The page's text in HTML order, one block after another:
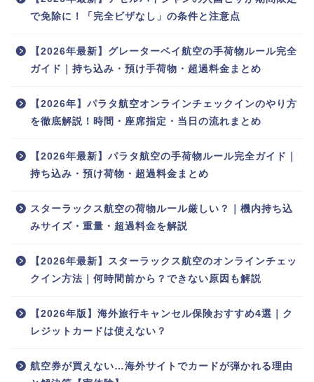
で免除に！「完全ビザなし」の条件と注意点
【2026年最新】グレーターベイ航空の手荷物ルール完全
ガイド｜持ち込み・預け手荷物・超過料金まとめ
【2026年】パラタ航空オンラインチェックインのやり方
を徹底解説！時間・座席指定・当日の流れまとめ
【2026年最新】パラタ航空の手荷物ルール完全ガイド｜
持ち込み・預け荷物・超過料金まとめ
スターラックス航空の荷物ルール厳しい？｜機内持ち込
みサイズ・重量・超過料金を解説
【2026年最新】スターラックス航空のオンラインチェッ
クイン方法｜何時間前から？できない原因も解説
【2026年版】海外旅行キャンセル保険おすすめ4選｜ク
レジットカードは使えない？
航空券が買えない…海外サイトでカードが弾かれる理由